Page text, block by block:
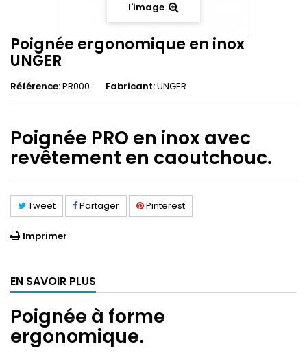
l'image
Poignée ergonomique en inox
UNGER
Référence:PR000 Fabricant:UNGER
Poignée PRO en inox avec
revêtement en caoutchouc.
Tweet Partager Pinterest
Imprimer
EN SAVOIR PLUS
Poignée à forme
ergonomique.